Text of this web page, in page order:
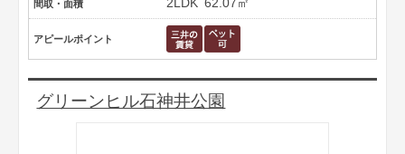
間取・面積 2LDK 62.07㎡
アピールポイント
グリーンヒル石神井公園